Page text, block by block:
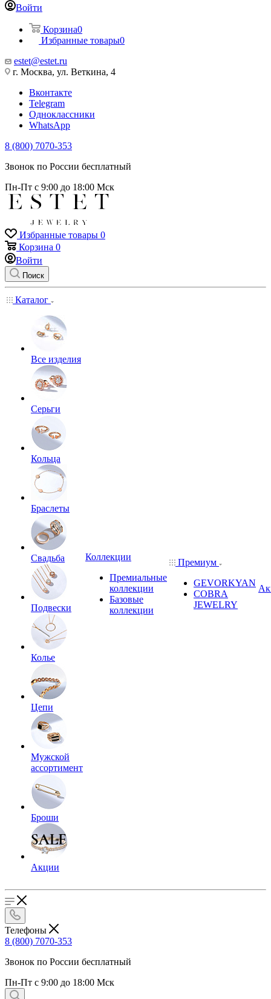
Войти
Корзина0
Избранные товары0
estet@estet.ru
г. Москва, ул. Веткина, 4
Вконтакте
Telegram
Одноклассники
WhatsApp
8 (800) 7070-353
Звонок по России бесплатный
Пн-Пт с 9:00 до 18:00 Мск
Избранные товары 0
Корзина 0
Войти
Поиск
Каталог
Все изделия
Серьги
Кольца
Браслеты
Свадьба
Подвески
Колье
Цепи
Мужской
ассортимент
Броши
Акции
Коллекции
Премиальные
коллекции
Базовые
коллекции
Премиум
GEVORKYAN
COBRA
JEWELRY
Телефоны
8 (800) 7070-353
Звонок по России бесплатный
Пн-Пт с 9:00 до 18:00 Мск